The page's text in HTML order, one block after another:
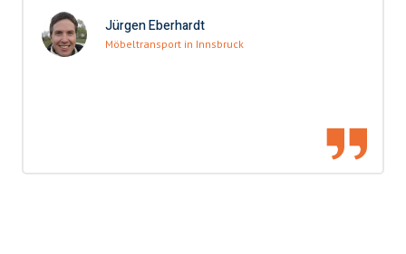
Jürgen Eberhardt
Möbeltransport in Innsbruck